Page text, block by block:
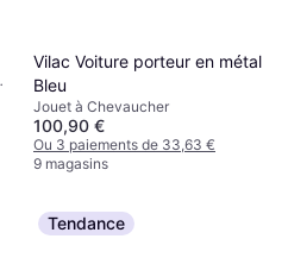
Vilac Voiture porteur en métal
Bleu
Jouet à Chevaucher
100,90 €
Ou 3 paiements de 33,63 €
9 magasins
Tendance